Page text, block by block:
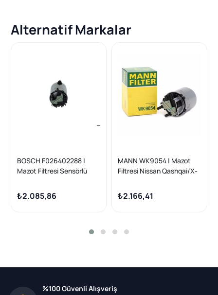
Alternatif Markalar
BOSCH F026402288 |
Mazot Filtresi Sensörlü
Trail T32 Kadjar 1.5-1.6 DCI
₺2.085,86
MANN WK9054 | Mazot
Filtresi Nissan Qashqai/X-
1.6 dCi J11 T32 13-
₺2.166,41
%100 Güvenli Alışveriş